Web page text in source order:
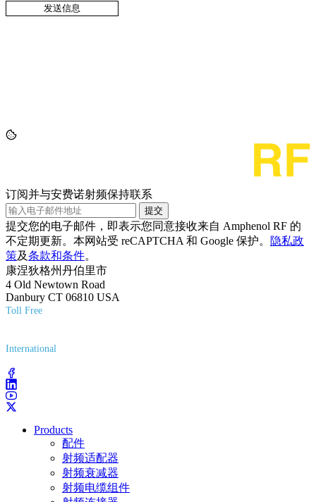
订阅并与安费诺射频保持联系
提交
提交您的电子邮件，即表示您同意接收来自 Amphenol RF 的
不定期更新。本网站受 reCAPTCHA 和 Google 保护。
隐私政
策及条款和条件。
康涅狄格州丹伯里市
4 Old Newtown Road
Danbury CT 06810 USA
Toll Free
International
Products
配件
射频适配器
射频衰减器
射频电缆组件